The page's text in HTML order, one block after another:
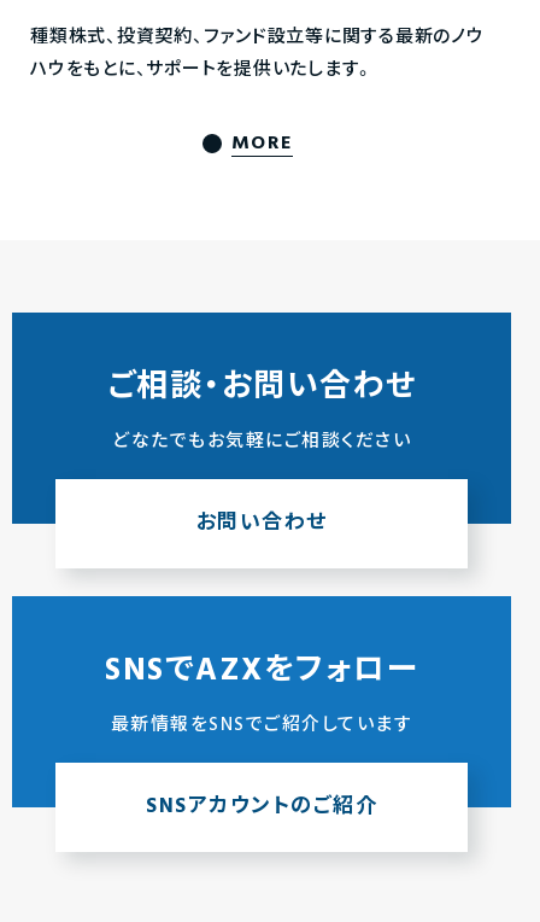
種類株式、投資契約、ファンド設立等に関する最新のノウ
ハウをもとに、サポートを提供いたします。
MORE
ご相談・お問い合わせ
どなたでもお気軽にご相談ください
お問い合わせ
SNSでAZXをフォロー
最新情報をSNSでご紹介しています
SNSアカウントのご紹介